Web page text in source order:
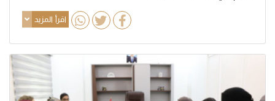
اقرأ المزيد